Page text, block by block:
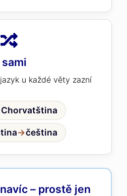
u každé věty zazní
Chorvatština
→čeština
– prostě jen